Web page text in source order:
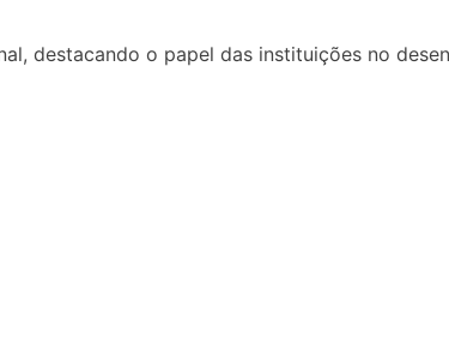
destacando o papel das instituições no